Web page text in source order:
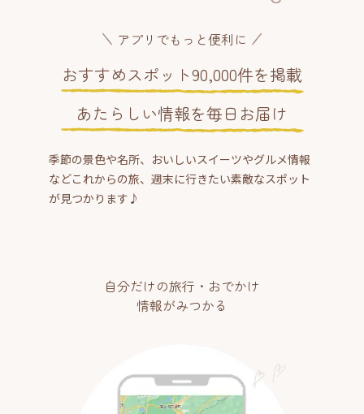
アプリでもっと便利に
おすすめスポット90,000件を掲載
あたらしい情報を毎日お届け
季節の景色や名所、おいしいスイーツやグルメ情報
などこれからの旅、週末に行きたい素敵なスポット
が見つかります♪
自分だけの旅行・おでかけ
情報がみつかる